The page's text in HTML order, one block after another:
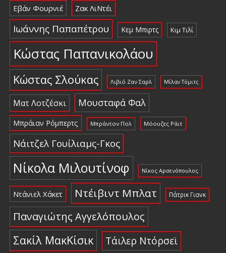
Εβάν Φουρνιέ Ζακ ΛιΝτέι
Ιωάννης Παπαπέτρου Κεμ Μπιρτς Κιμ Τιλί
Κώστας Παπανικολάου
Κώστας Σλούκας Λιβιό Ζαν Σαρλ Μίλαν Τόμιτς
Ματ Λοτζέσκι Μουσταφά Φαλ
Μπράιαν Ρόμπερτς Μπράντον Πολ Μόουζες Ράιτ
Νάιτζελ Γουίλιαμς-Γκος
Νίκολα Μιλουτίνοφ Νίκος Αρσενόπουλος
Ντάνιελ Χάκετ Ντέιβιντ Μπλατ Πάτρικ Γιανκ
Παναγιώτης Αγγελόπουλος
Σακίλ ΜακΚίσικ Τάιλερ Ντόρσεϊ